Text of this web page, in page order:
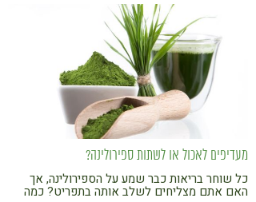
טבעונות
מעדיפים לאכול או לשתות ספירולינה?
כל שוחר בריאות כבר שמע על הספירולינה, אך
האם אתם מצליחים לשלב אותה בתפריט? כמה